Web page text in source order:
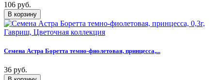
106 руб.
Семена Астра Боретта темно-фиолетовая, принцесса,...
36 руб.